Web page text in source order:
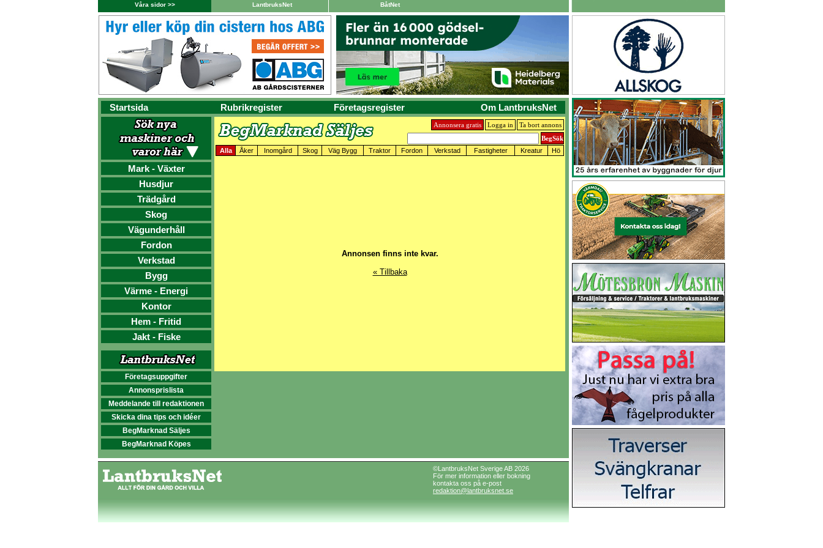
Våra sidor >> LantbruksNet BåtNet
Startsida Rubrikregister Företagsregister Om LantbruksNet
Mark - Växter
Husdjur
Trädgård
Skog
Vägunderhåll
Fordon
Verkstad
Bygg
Värme - Energi
Kontor
Hem - Fritid
Jakt - Fiske
Företagsuppgifter
Annonsprislista
Meddelande till redaktionen
Skicka dina tips och idéer
BegMarknad Säljes
BegMarknad Köpes
Annonsera gratis Logga in Ta bort annons
Alla Åker Inomgård Skog Väg Bygg Traktor Fordon Verkstad Fastigheter Kreatur Hö
Annonsen finns inte kvar.
« Tillbaka
©LantbruksNet Sverige AB 2026
För mer information eller bokning
kontakta oss på e-post
redaktion@lantbruksnet.se